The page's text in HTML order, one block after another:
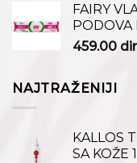
FAIRY
PODOVA
459.00
NAJTRAŽENIJI
KALLOS
SA KOŽE